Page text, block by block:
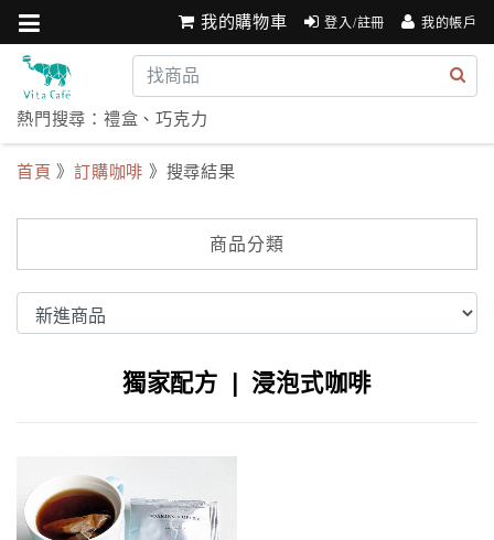
我的購物車 登入/註冊 我的帳戶
首頁 》訂購咖啡 》搜尋結果
熱門搜尋： 禮盒 、巧克力
商品分類
獨家配方 ❘ 浸泡式咖啡